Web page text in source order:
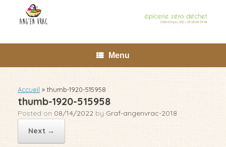
content
Menu
Accueil » thumb-1920-515958
thumb-1920-515958
Posted on 08/14/2022 by Graf-angenvrac-2018
Next →